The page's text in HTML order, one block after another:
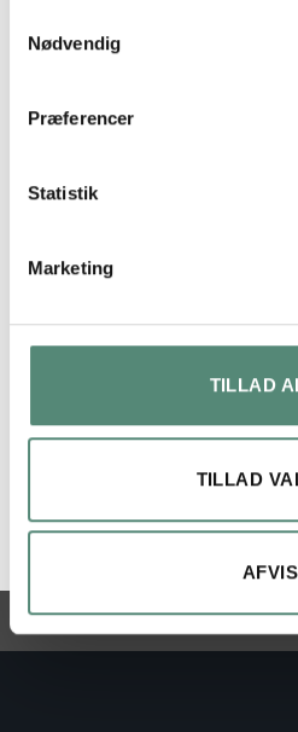
Nødvendig
Præferencer
Statistik
Marketing
TILLAD
TILLAD
AFVIS
ANMELDELSER
Fra149,00kr.